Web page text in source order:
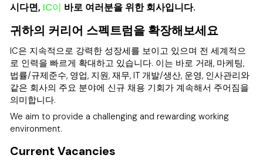
시다면, IC이 바로 여러분을 위한 회사입니다.
귀하의 커리어 스펙트럼을 확장해보세요
IC은 지속적으로 강력한 성장세를 보이고 있으며 전 세계적으
로 인력을 빠르게 확대하고 있습니다. 이는 바로 거래, 마케팅,
법률/규제준수, 영업, 지원, 재무, IT 개발/생산, 운영, 인사관리와
같은 회사의 주요 분야에 신규 채용 기회가 계속해서 주어짐을
의미합니다.
We aim to provide a challenging and rewarding working
environment.
Current Vacancies